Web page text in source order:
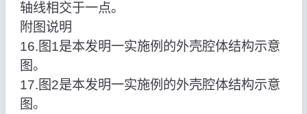
轴线相交于一点。
附图说明
16.图1是本发明一实施例的外壳腔体结构示意
图。
17.图2是本发明一实施例的外壳腔体结构示意
图。